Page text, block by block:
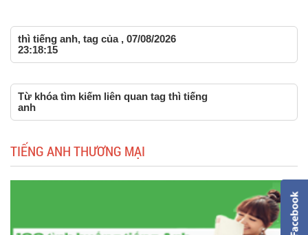
thì tiếng anh, tag của , 07/08/2026
23:18:15
Từ khóa tìm kiếm liên quan tag thì tiếng
anh
TIẾNG ANH THƯƠNG MẠI